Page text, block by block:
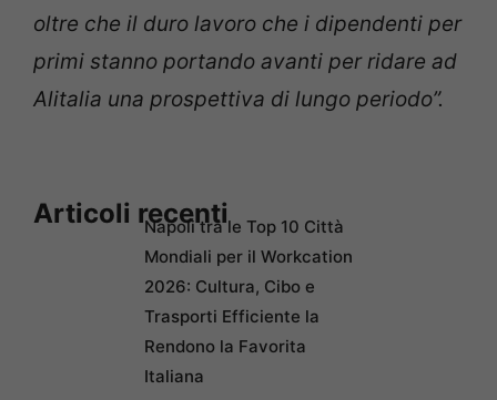
oltre che il duro lavoro che i dipendenti per
primi stanno portando avanti per ridare ad
Alitalia una prospettiva di lungo periodo”.
Articoli recentiNapoli tra le Top 10 Città
Mondiali per il Workcation
2026: Cultura, Cibo e
Trasporti Efficiente la
Rendono la Favorita
Italiana